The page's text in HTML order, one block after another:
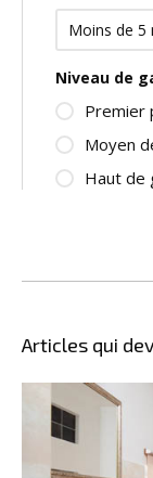
Articles qui